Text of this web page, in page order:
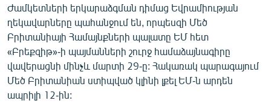
Հայերեն
English
Русский
ՀԵՏԵՎԵՔ ՄԵԶ
Ժամկետների երկարաձգման դիմաց Եվրամիության
ղեկավարները պահանջում են, որպեսզի Մեծ
Բրիտանիայի Համայնքների պալատը ԵՄ հետ
«Բրեքզիթ»-ի պայմանների շուրջ համաձայնագիրը
վավերացնի մինչև մարտի 29-ը: Հակառակ պարագայում
Մեծ Բրիտանիան ստիպված կլինի լքել ԵՄ-ն արդեն
ապրիլի 12-ին: